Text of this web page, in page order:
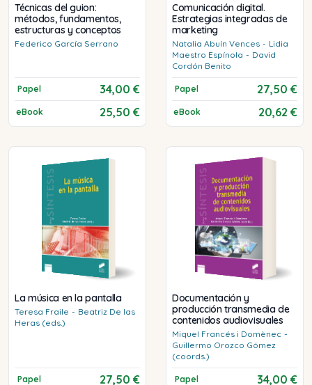
Técnicas del guion:
métodos, fundamentos,
estructuras y conceptos
Federico García Serrano
Papel 34,00 €
eBook 25,50 €
Comunicación digital.
Estrategias integradas de
marketing
Natalia Abuín Vences - Lidia
Maestro Espínola - David
Cordón Benito
Papel 27,50 €
eBook 20,62 €
La música en la pantalla
Teresa Fraile - Beatriz De las
Heras (eds.)
Papel 27,50 €
Documentación y
producción transmedia de
contenidos audiovisuales
Miquel Francés i Domènec -
Guillermo Orozco Gómez
(coords.)
Papel 34,00 €